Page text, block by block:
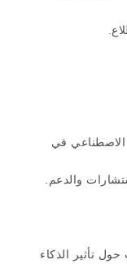
في
والدعم.
تأثير الذكاء